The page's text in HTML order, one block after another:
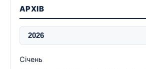
АРХІВ
Січень